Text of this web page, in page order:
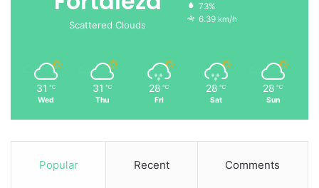
Scattered Clouds
73%
6.39 km/h
31 ℃
Wed
31 ℃
Thu
28 ℃
Fri
28 ℃
Sat
28 ℃
Sun
Popular Recent Comments